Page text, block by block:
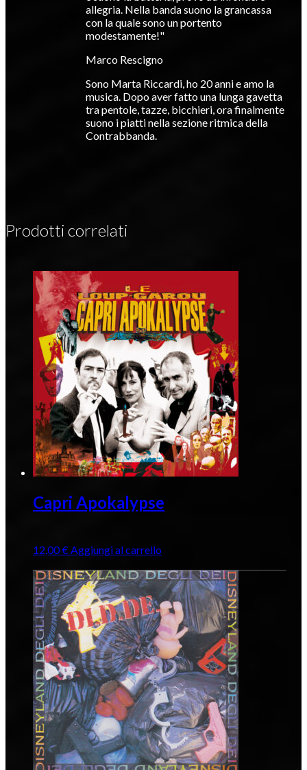
allegria. Nella banda suono la grancassa
con la quale sono un portento
modestamente!"
Marco Rescigno
Sono Marta Riccardi, ho 20 anni e amo la
musica. Dopo aver fatto una lunga gavetta
tra pentole, tazze, bicchieri, ora finalmente
suono i piatti nella sezione ritmica della
Contrabbanda.
Prodotti correlati
Capri Apokalypse
12,00€ Aggiungi al carrello